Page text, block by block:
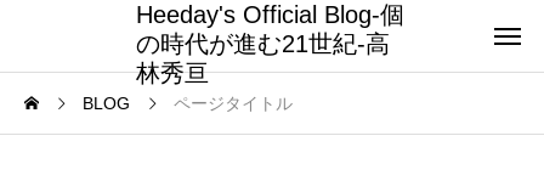
Heeday's Official Blog-個
の時代が進む21世紀-高
林秀亘
BLOG ページタイトル